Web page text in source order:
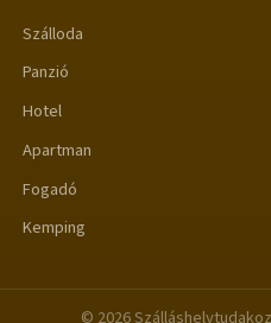
Szálloda
Panzió
Hotel
Apartman
Fogadó
Kemping
© 2026